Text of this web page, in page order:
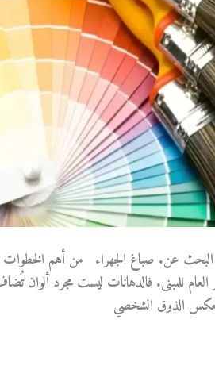
البحث عن. صباغ الجهراء من أهم الخطوات
للمبنى. فالدهانات ليست مجرد ألوان
تعكس الذوق الشخصي